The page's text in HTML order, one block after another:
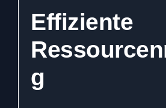
Effiziente
g